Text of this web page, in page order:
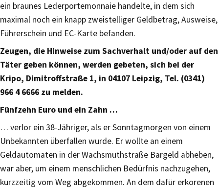
ein braunes Lederportemonnaie handelte, in dem sich
maximal noch ein knapp zweistelliger Geldbetrag, Ausweise,
Führerschein und EC-Karte befanden.
Zeugen, die Hinweise zum Sachverhalt und/oder auf den
Täter geben können, werden gebeten, sich bei der
Kripo, Dimitroffstraße 1, in 04107 Leipzig, Tel. (0341)
966 4 6666 zu melden.
Fünfzehn Euro und ein Zahn …
… verlor ein 38-Jähriger, als er Sonntagmorgen von einem
Unbekannten überfallen wurde. Er wollte an einem
Geldautomaten in der Wachsmuthstraße Bargeld abheben,
war aber, um einem menschlichen Bedürfnis nachzugehen,
kurzzeitig vom Weg abgekommen. An dem dafür erkorenen